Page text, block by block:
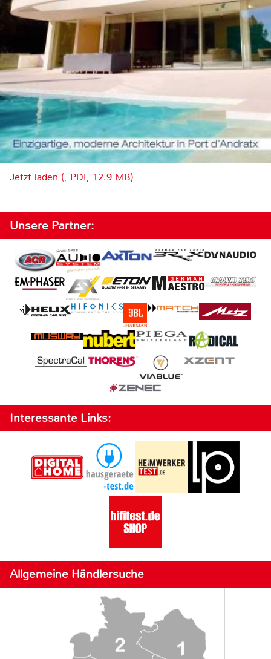
Jetzt laden (, PDF, 12.9 MB)
Unsere Partner:
Interessante Links:
Allgemeine Händlersuche